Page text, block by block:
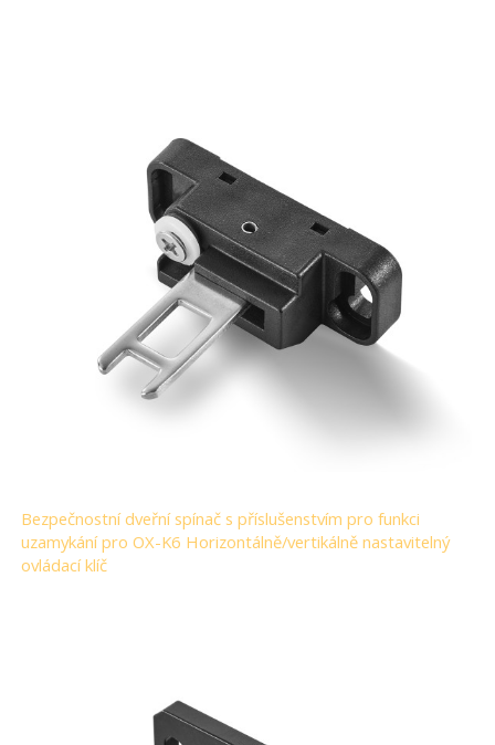
Bezpečnostní dveřní spínač s příslušenstvím pro funkci
uzamykání pro OX-K6 Horizontálně/vertikálně nastavitelný
ovládací klíč